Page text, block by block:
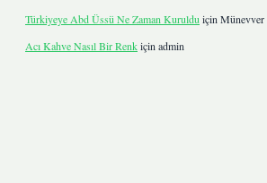
Türkiyeye Abd Üssü Ne Zaman Kuruldu için Münevver
Acı Kahve Nasıl Bir Renkiçin admin